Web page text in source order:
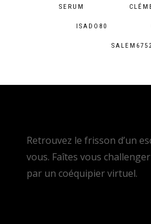
SERUM
ISADO80
Retrouvez le frisson d’un
vous. Faîtes vous
par un coéquipier virtuel.